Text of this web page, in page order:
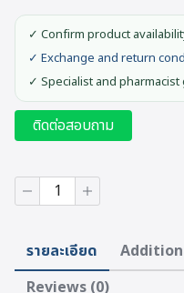
✓ Confirm product
✓ Exchange and return
✓ Specialist and
ติดต่อสอบถาม
HM
Alcohol
(500ml.)
quantity
รายละเอียด
Reviews (0)